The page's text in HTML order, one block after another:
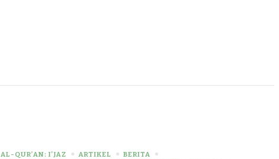
AL-QUR’AN: I’JAZ ARTIKEL
BERITA